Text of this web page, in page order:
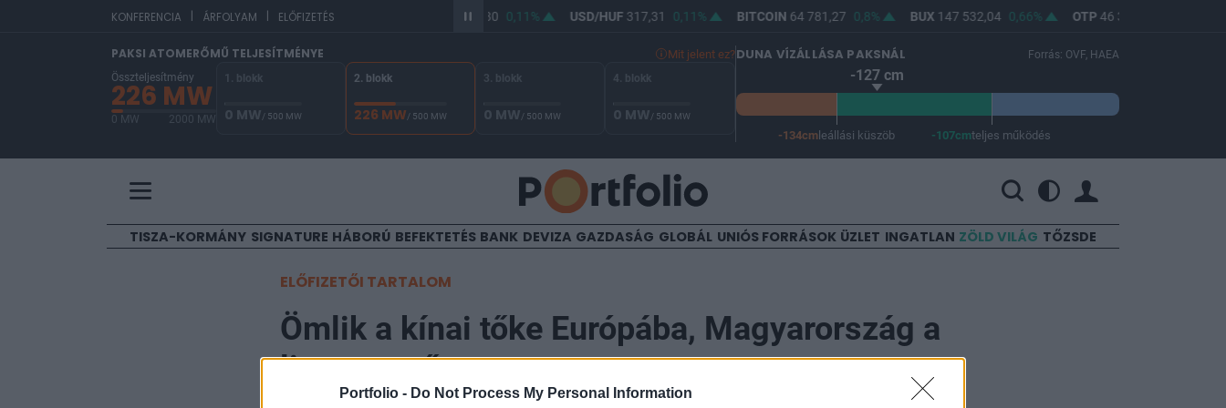
Portfolio - Do Not Process My Personal Information
KONFERENCIA | ÁRFOLYAM | ELŐFIZETÉS 365,80 0,11% USD/HUF317,31 0,11% BITCOIN 64 781,27 0,8% BUX147 532,04 0,66% OTP 46 300
PAKSI ATOMERŐMŰ TELJESÍTMÉNYE Mit jelent ez?
Összteljesítmény
226 MW
0 MW 2000 MW
1. blokk
0 MW/ 500 MW
2. blokk
226 MW/ 500 MW
3. blokk
0 MW/ 500 MW
4. blokk
0 MW/ 500 MW
DUNA VÍZÁLLÁSA PAKSNÁL Forrás: OVF, HAEA
-127 cm
-134cm leállási küszöb -107cmteljes működés
TISZA-KORMÁNY SIGNATURE HÁBORÚ BEFEKTETÉS BANK DEVIZA GAZDASÁG GLOBÁL UNIÓS FORRÁSOK ÜZLET INGATLAN ZÖLD VILÁG TŐZSDE
ELŐFIZETŐI TARTALOM
Ömlik a kínai tőke Európába, Magyarország a
listavezető